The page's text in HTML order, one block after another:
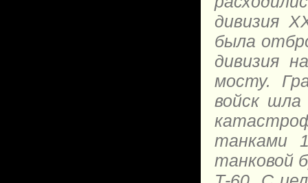
дивизия
была
дивизия
мосту.
войск
танками
танковой